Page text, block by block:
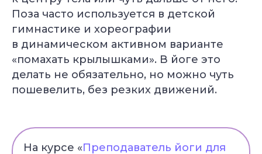
Поза часто используется в детской
гимнастике и хореографии
в динамическом активном варианте
«помахать крылышками». В йоге это
делать не обязательно, но можно чуть
пошевелить, без резких движений.
На курсе «Преподаватель йоги для